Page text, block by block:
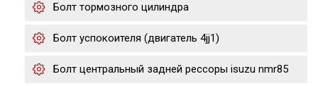
Болт тормозного цилиндра
Болт успокоителя (двигатель 4jj1)
Болт центральный задней рессоры isuzu nmr85